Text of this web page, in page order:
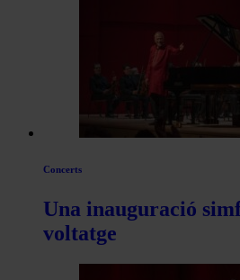
Concerts
Una inauguració
voltatge